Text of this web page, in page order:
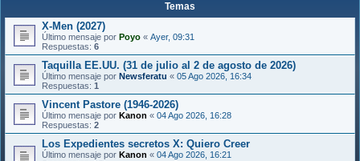
c
r
Temas
X-Men (2027)
Último mensaje por Poyo « Ayer, 09:31
Respuestas: 6
Taquilla EE.UU. (31 de julio al 2 de agosto de 2026)
Último mensaje por Newsferatu « 05 Ago 2026, 16:34
Respuestas: 1
Vincent Pastore (1946-2026)
Último mensaje por Kanon « 04 Ago 2026, 16:28
Respuestas: 2
Los Expedientes secretos X: Quiero Creer
Último mensaje por Kanon « 04 Ago 2026, 16:21